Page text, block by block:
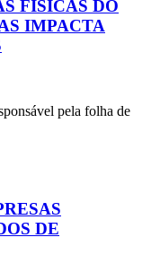
FÍSICAS DO
IMPACTA
pela folha de
DE